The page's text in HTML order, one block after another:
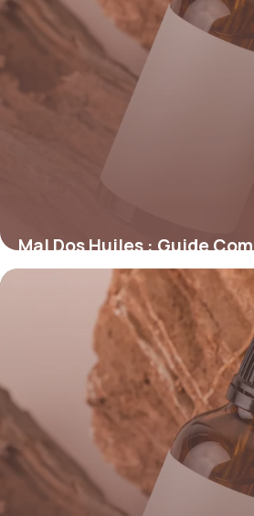
Mal Dos Huiles : Guide
Aromathérapie